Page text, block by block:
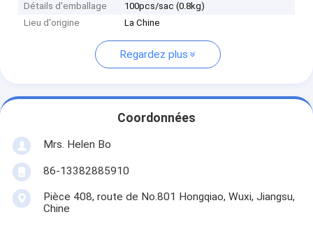
Détails d'emballage
100pcs/sac (0.8kg)
Lieu d'origine
La Chine
Regardez plus
Coordonnées
Mrs. Helen Bo
86-13382885910
Pièce 408, route de No.801 Hongqiao, Wuxi, Jiangsu,
Chine